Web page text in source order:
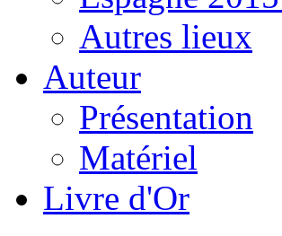
Autres lieux
Auteur
Présentation
Matériel
Livre d'Or